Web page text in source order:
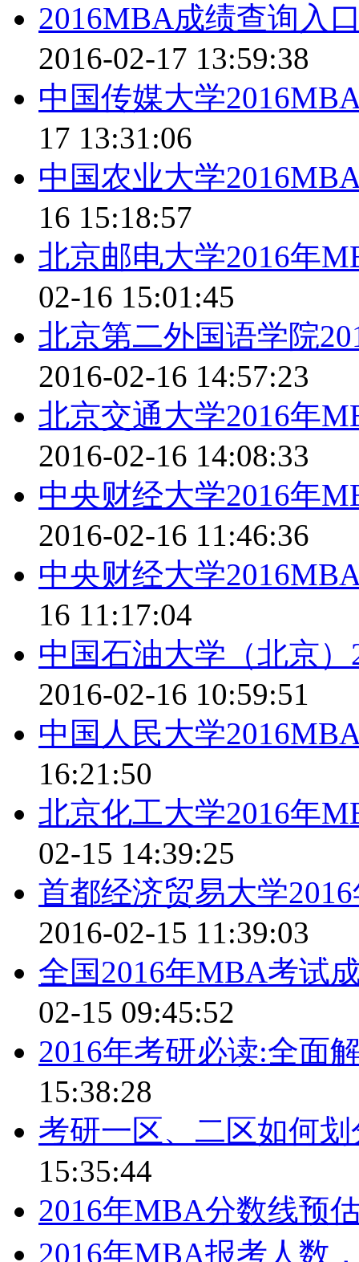
2016MBA成绩查询入
2016-02-17 13:59:38
中国传媒大学
17 13:31:06
中国农业大学
16 15:18:57
北京邮电大学2016年
02-16 15:01:45
北京第二外国语学院
2016-02-16 14:57:23
北京交通大学2016年
2016-02-16 14:08:33
中央财经大学2016年
2016-02-16 11:46:36
中央财经大学
16 11:17:04
中国石油大学（北京
2016-02-16 10:59:51
中国人民大学
16:21:50
北京化工大学2016年
02-15 14:39:25
首都经济贸易大学
2016-02-15 11:39:03
全国2016年MBA考试
02-15 09:45:52
2016年考研必读:全面
15:38:28
考研一区、二区如何
15:35:44
2016年MBA分数线预
2016年MBA报考人数